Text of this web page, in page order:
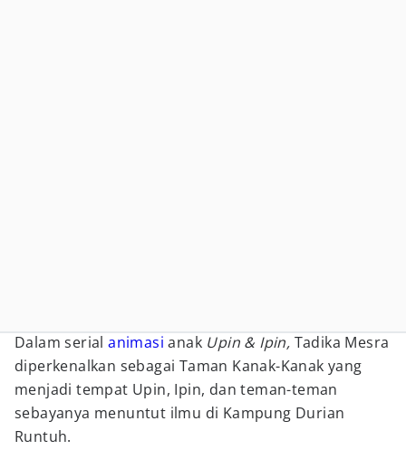
Dalam serialanimasi anak Upin & Ipin, Tadika Mesra
diperkenalkan sebagai Taman Kanak-Kanak yang
menjadi tempat Upin, Ipin, dan teman-teman
sebayanya menuntut ilmu di Kampung Durian
Runtuh.